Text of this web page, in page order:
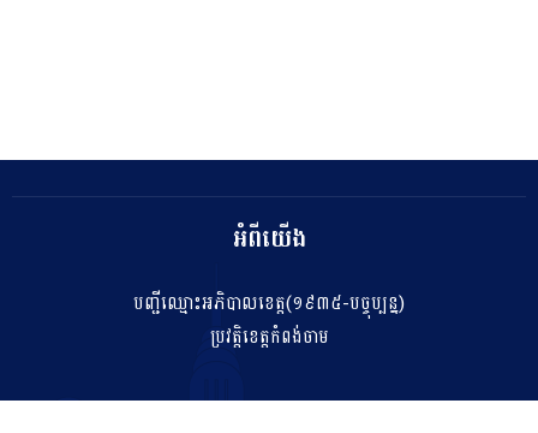
អំពីយើង
បញ្ជីឈ្មោះអភិបាលខេត្ត(១៩៣៥-បច្ចុប្បន្ន)
ប្រវត្តិខេត្តកំពង់ចាម